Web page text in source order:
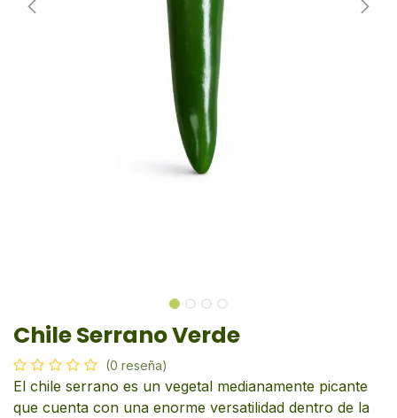
Chile Serrano Verde
(0 reseña)
El chile serrano es un vegetal medianamente picante
que cuenta con una enorme versatilidad dentro de la